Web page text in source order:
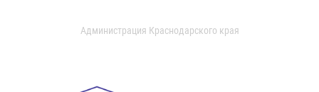
Администрация Краснодарского края